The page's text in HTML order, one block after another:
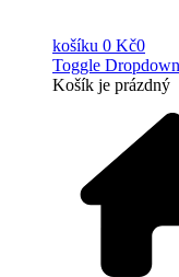
košíku 0 Kč0
Toggle Dropdown
Košík je prázdný